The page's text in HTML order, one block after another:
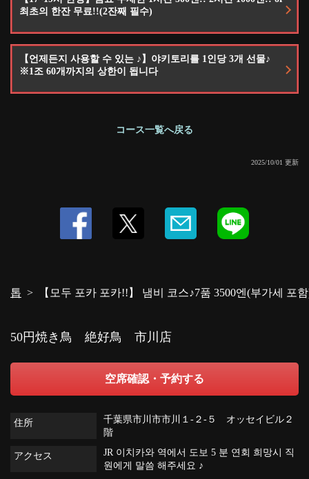
최초의 한잔 무료!!(2잔째 필수)
【언제든지 사용할 수 있는 ♪】야키토리를 1인당 3개 선물♪
※1조 60개까지의 상한이 됩니다
コース一覧へ戻る
2025/10/01 更新
톱 【모두 포카 포카!!】 냄비 코스♪7품 3500엔(부가세 포
50円焼き鳥 絶好鳥 市川店
空席確認・予約する
住所
千葉県市川市市川１-２-５ オッセイビル２
階
アクセス
JR 이치카와 역에서 도보 5 분 연회 희망시 직
원에게 말씀 해주세요 ♪